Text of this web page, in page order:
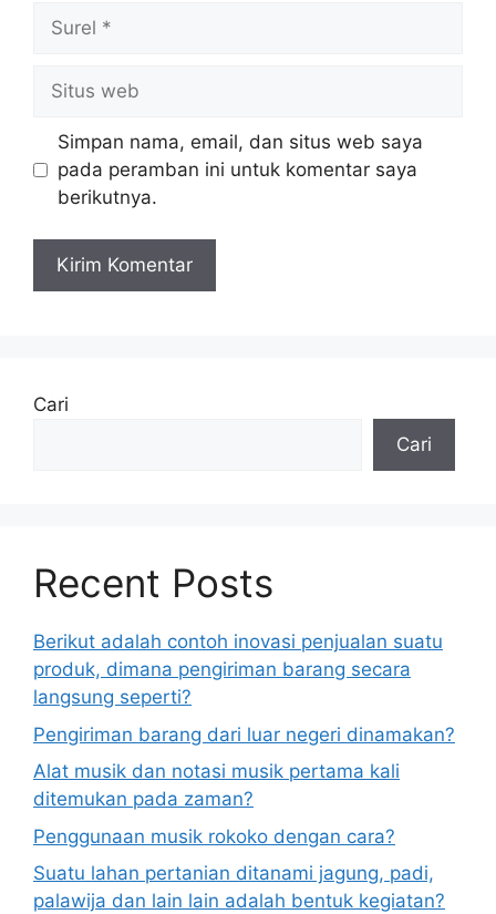
web
Simpan nama, email, dan situs web saya
pada peramban ini untuk komentar saya
berikutnya.
Cari
Cari
Recent Posts
Berikut adalah contoh inovasi penjualan suatu
produk, dimana pengiriman barang secara
langsung seperti?
Pengiriman barang dari luar negeri dinamakan?
Alat musik dan notasi musik pertama kali
ditemukan pada zaman?
Penggunaan musik rokoko dengan cara?
Suatu lahan pertanian ditanami jagung, padi,
palawija dan lain lain adalah bentuk kegiatan?